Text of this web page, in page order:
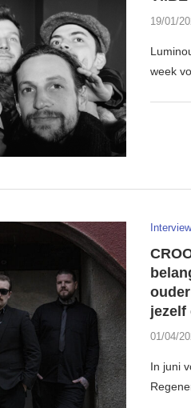
19/01/
week
Interview
jezelf
01/04/
In juni